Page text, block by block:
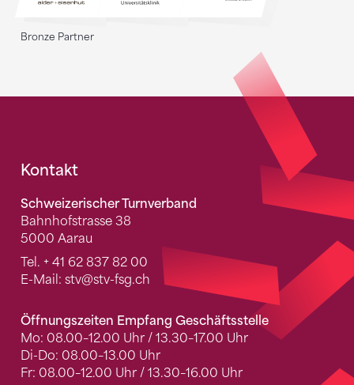
Bronze Partner
Fusszeile
Kontakt
Schweizerischer Turnverband
Bahnhofstrasse 38
5000 Aarau
Tel. + 41 62 837 82 00
E-Mail: stv@stv-fsg.ch
Öffnungszeiten Empfang Geschäftsstelle
Mo: 08.00–12.00 Uhr / 13.30–17.00 Uhr
Di-Do: 08.00–13.00 Uhr
Fr: 08.00–12.00 Uhr / 13.30–16.00 Uhr